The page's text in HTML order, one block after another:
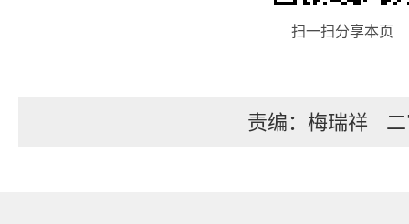
扫一扫分享本页
责编：梅瑞祥